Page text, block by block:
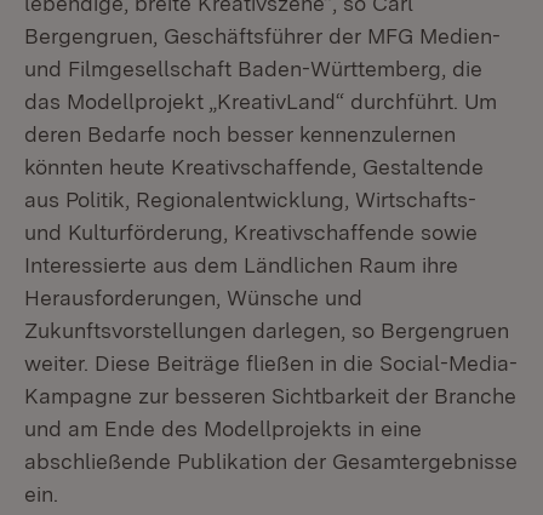
Bergengruen, Geschäftsführer der MFG Medien-
und Filmgesellschaft Baden-Württemberg, die
das Modellprojekt „KreativLand“ durchführt. Um
deren Bedarfe noch besser kennenzulernen
könnten heute Kreativschaffende, Gestaltende
aus Politik, Regionalentwicklung, Wirtschafts-
und Kulturförderung, Kreativschaffende sowie
Interessierte aus dem Ländlichen Raum ihre
Herausforderungen, Wünsche und
Zukunftsvorstellungen darlegen, so Bergengruen
weiter. Diese Beiträge fließen in die Social-Media-
Kampagne zur besseren Sichtbarkeit der Branche
und am Ende des Modellprojekts in eine
abschließende Publikation der Gesamtergebnisse
ein.